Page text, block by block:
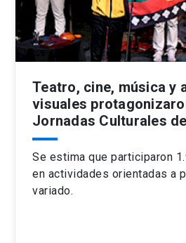
Teatro, cine, música y
visuales
Jornadas Culturales
Se estima que participaron
en actividades orientadas a
variado.